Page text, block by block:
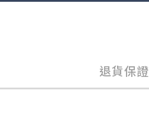
退貨保證